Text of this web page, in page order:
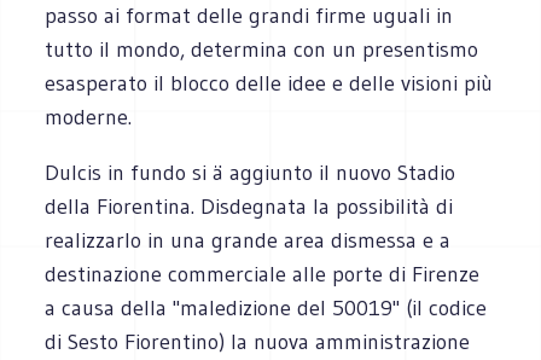
passo ai format delle grandi firme uguali in
tutto il mondo, determina con un presentismo
esasperato il blocco delle idee e delle visioni più
moderne.
Dulcis in fundo si ä aggiunto il nuovo Stadio
della Fiorentina. Disdegnata la possibilità di
realizzarlo in una grande area dismessa e a
destinazione commerciale alle porte di Firenze
a causa della "maledizione del 50019" (il codice
di Sesto Fiorentino) la nuova amministrazione